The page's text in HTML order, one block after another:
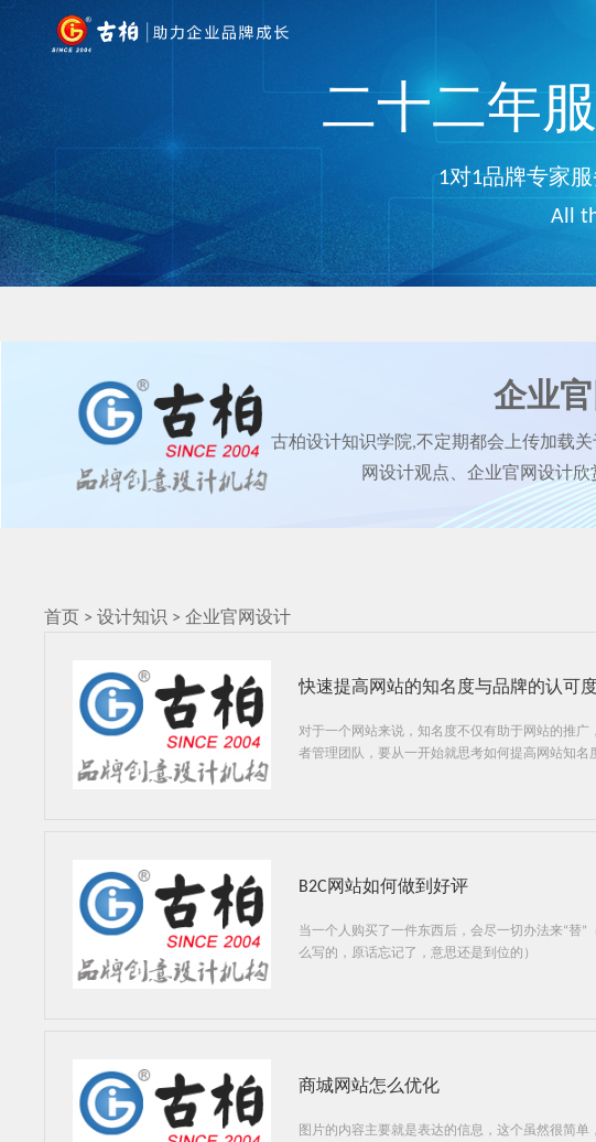
二十二年
1对1品牌专家
All
企业
古柏设计知识学院,不定期都会上传加载
网设计观点、企业官网设计
首页 >设计知识 >企业官网设计
快速提高网站的知名度与品牌的认可度
对于一个网站来说，知名度不仅有助于网站的推
者管理团队，要从一开始就思考如何提高网站知名
B2C网站如何做到好评
当一个人购买了一件东西后，会尽一切办法来“替
么写的，原话忘记了，意思还是到位的）
商城网站怎么优化
图片的内容主要就是表达的信息，这个虽然很简